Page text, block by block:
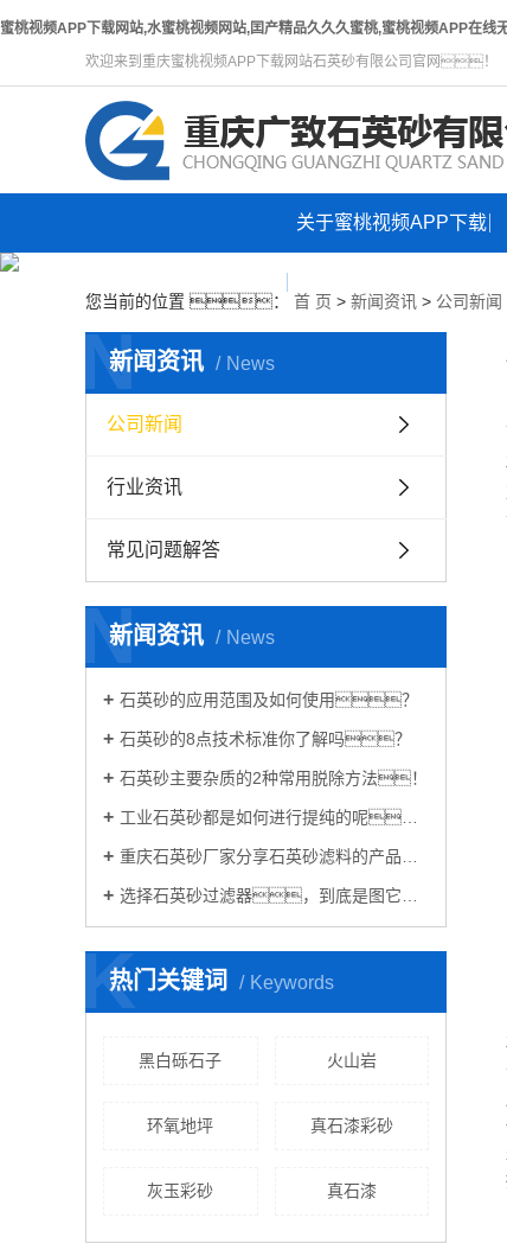
蜜桃视频APP下载网站,水蜜桃视频网站,囯产精品久久久蜜桃,蜜桃视频APP在线
欢迎来到重庆蜜桃视频APP下载网站石英砂有限公司官网！
关于蜜桃视频APP下载
您当前的位置 ： 首 页 > 新闻资讯 > 公司新闻
新闻资讯 News
N
公司新闻
行业资讯
常见问题解答
新闻资讯 News
N
石英砂的应用范围及如何使用？
石英砂的8点技术标准你了解吗？
石英砂主要杂质的2种常用脱除方法！
工业石英砂都是如何进行提纯的呢？
重庆石英砂厂家分享石英砂滤料的产品简介
选择石英砂过滤器，到底是图它的何种优点呢？
热门关键词 Keywords
K
黑白砾石子 火山岩
环氧地坪 真石漆彩砂
灰玉彩砂 真石漆